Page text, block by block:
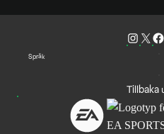
Språk
Tillbaka